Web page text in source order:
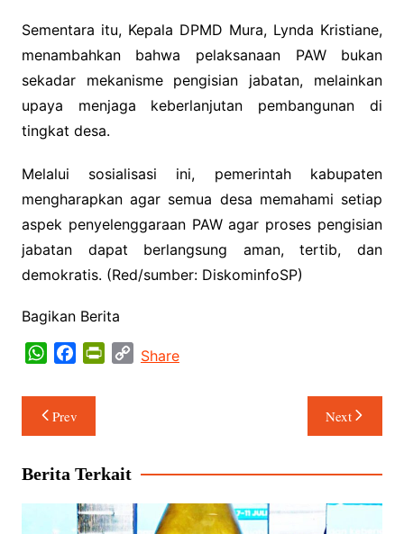
Sementara itu, Kepala DPMD Mura, Lynda Kristiane,
menambahkan bahwa pelaksanaan PAW bukan
sekadar mekanisme pengisian jabatan, melainkan
upaya menjaga keberlanjutan pembangunan di
tingkat desa.
Melalui sosialisasi ini, pemerintah kabupaten
mengharapkan agar semua desa memahami setiap
aspek penyelenggaraan PAW agar proses pengisian
jabatan dapat berlangsung aman, tertib, dan
demokratis. (Red/sumber: DiskominfoSP)
Bagikan Berita
W
a
t
s
p
p
c
e
b
o
k
r
i
e
C
k
Share
Navigasi
pos
Prev Next
Berita Terkait